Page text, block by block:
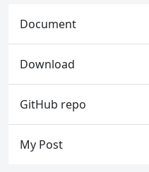
Document
Download
GitHub repo
My Post